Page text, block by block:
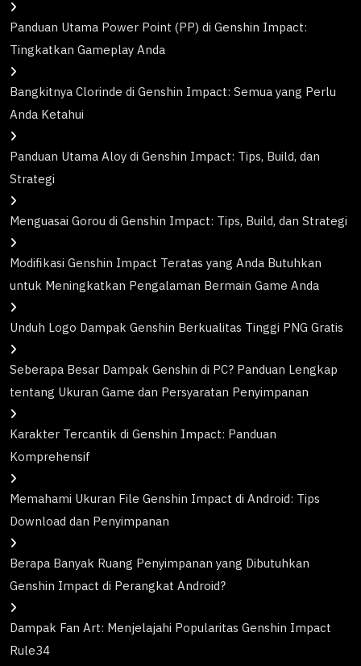
Panduan Utama Power Point (PP) di Genshin Impact:
Tingkatkan Gameplay Anda
Bangkitnya Clorinde di Genshin Impact: Semua yang Perlu
Anda Ketahui
Panduan Utama Aloy di Genshin Impact: Tips, Build, dan
Strategi
Menguasai Gorou di Genshin Impact: Tips, Build, dan Strategi
Modifikasi Genshin Impact Teratas yang Anda Butuhkan
untuk Meningkatkan Pengalaman Bermain Game Anda
Unduh Logo Dampak Genshin Berkualitas Tinggi PNG Gratis
Seberapa Besar Dampak Genshin di PC? Panduan Lengkap
tentang Ukuran Game dan Persyaratan Penyimpanan
Karakter Tercantik di Genshin Impact: Panduan
Komprehensif
Memahami Ukuran File Genshin Impact di Android: Tips
Download dan Penyimpanan
Berapa Banyak Ruang Penyimpanan yang Dibutuhkan
Genshin Impact di Perangkat Android?
Dampak Fan Art: Menjelajahi Popularitas Genshin Impact
Rule34